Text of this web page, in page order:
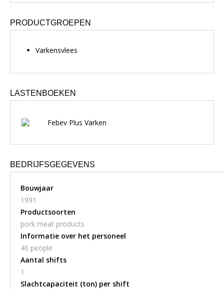
PRODUCTGROEPEN
Varkensvlees
LASTENBOEKEN
Febev Plus Varken
BEDRIJFSGEGEVENS
Bouwjaar
1991
Productsoorten
pork meat products
Informatie over het personeel
40 people
Aantal shifts
1
Slachtcapaciteit (ton) per shift